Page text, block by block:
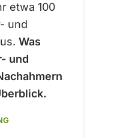
etwa 100
und
Was
und